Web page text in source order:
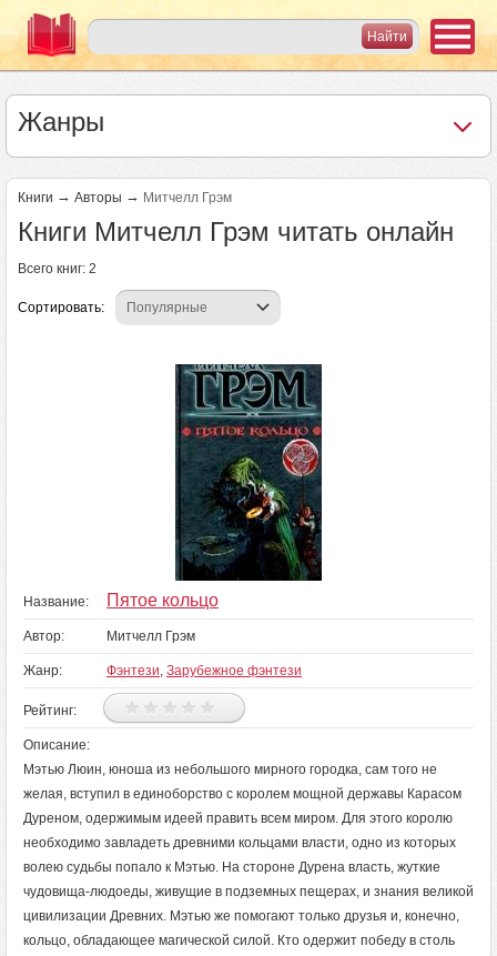
Жанры
Книги → Авторы → Митчелл Грэм
Книги Митчелл Грэм читать онлайн
Всего книг: 2
Сортировать:
Название: Пятое кольцо
Автор: Митчелл Грэм
Жанр: Фэнтези, Зарубежное фэнтези
Рейтинг:
Описание:
Мэтью Люин, юноша из небольшого мирного городка, сам того не
желая, вступил в единоборство с королем мощной державы Карасом
Дуреном, одержимым идеей править всем миром. Для этого королю
необходимо завладеть древними кольцами власти, одно из которых
волею судьбы попало к Мэтью. На стороне Дурена власть, жуткие
чудовища-людоеды, живущие в подземных пещерах, и знания великой
цивилизации Древних. Мэтью же помогают только друзья и, конечно,
кольцо, обладающее магической силой. Кто одержит победу в столь